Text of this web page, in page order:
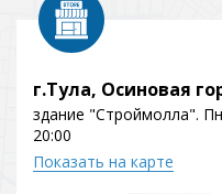
г.Тула, Осиновая
здание "Строймолла".
20:00
Показать на карте